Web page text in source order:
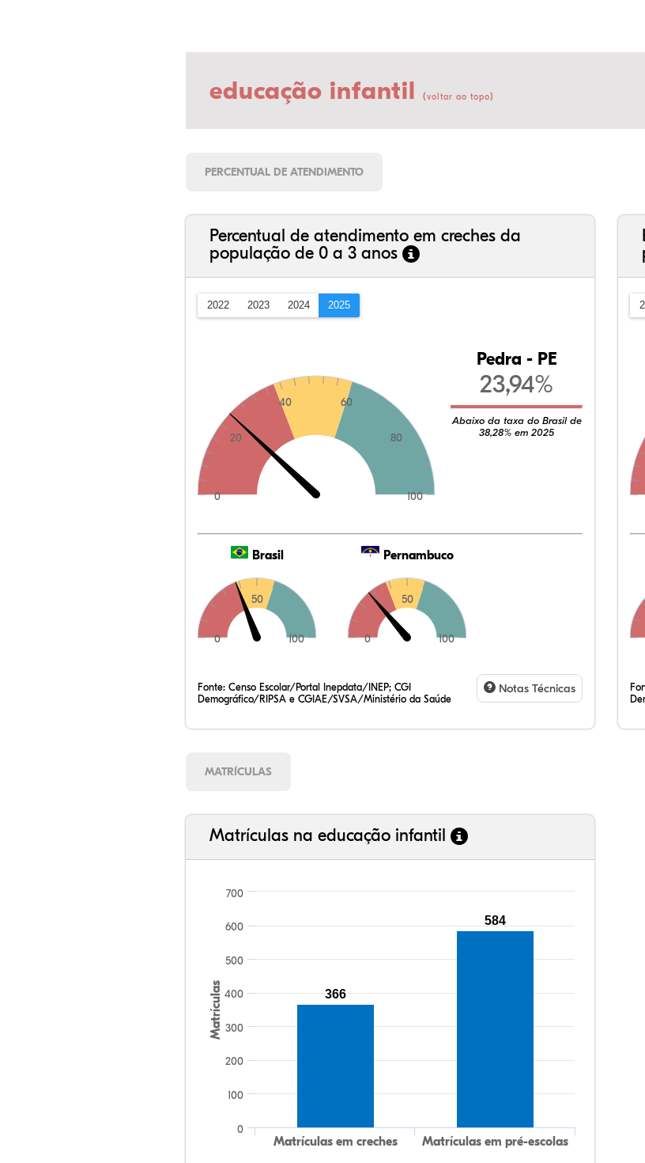
educação infantil (voltar ao topo)
PERCENTUAL DE ATENDIMENTO
Percentual de atendimento em creches da
população de 0 a 3 anos
2022 2023 2024 2025
0
20
40 60
80
100
Pedra - PE
23,94%
Abaixo da taxa do Brasil de
38,28% em 2025
Brasil
0
50
100
Pernambuco
0
50
100
Fonte: Censo Escolar/Portal Inepdata/INEP; CGI
Demográfico/RIPSA e CGIAE/SVSA/Ministério da Saúde
Notas Técnicas
MATRÍCULAS
Matrículas na educação infantil
Matrículas
Matrículas em creches Matrículas em pré-escolas
0
100
200
300
400
500
600
700
366
584